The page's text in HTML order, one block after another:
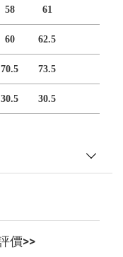
58 61
60 62.5
70.5 73.5
30.5 30.5
價>>